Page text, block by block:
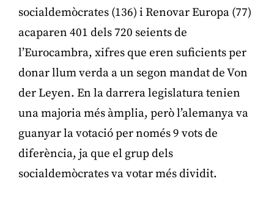
socialdemòcrates (136) i Renovar Europa (77)
acaparen 401 dels 720 seients de
l’Eurocambra, xifres que eren suficients per
donar llum verda a un segon mandat de Von
der Leyen. En la darrera legislatura tenien
una majoria més àmplia, però l’alemanya va
guanyar la votació per només 9 vots de
diferència, ja que el grup dels
socialdemòcrates va votar més dividit.